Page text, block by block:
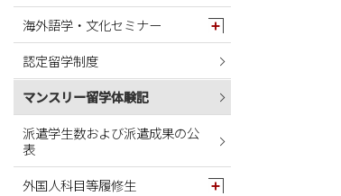
2024年07月
2024年06月
2024年05月
2024年04月
2024年03月
2024年02月
2024年01月
海外語学・文化セミナー
認定留学制度
マンスリー留学体験記
派遣学生数および派遣成果の公
表
外国人科目等履修生